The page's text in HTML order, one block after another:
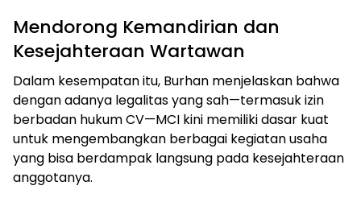
Mendorong Kemandirian dan
Kesejahteraan Wartawan
Dalam kesempatan itu, Burhan menjelaskan bahwa
dengan adanya legalitas yang sah—termasuk izin
berbadan hukum CV—MCI kini memiliki dasar kuat
untuk mengembangkan berbagai kegiatan usaha
yang bisa berdampak langsung pada kesejahteraan
anggotanya.